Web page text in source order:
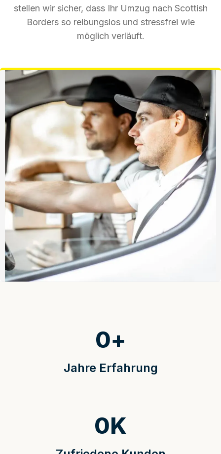
stellen wir sicher, dass Ihr Umzug nach Scottish
Borders so reibungslos und stressfrei wie
möglich verläuft.
Jahre Erfahrung
0+
0K